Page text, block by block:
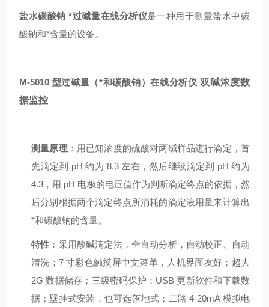
盐水碳酸钠 *过碱量在线分析仪是一种用于测量盐水中碳
酸钠和*含量的设备。
M-5010 型过碱量（*和碳酸钠）在线分析仪双碱浓度数
据监控
测量原理 ：用已知浓度的硫酸对两碱样品进行滴定，首
先滴定到 pH 约为 8.3 左右，然后继续滴定到 pH 约为
4.3，用 pH 电极的电压值作为判断滴定终点的依据，然
后分别根据两个滴定终点所消耗的滴定液用量来计算出
*和碳酸钠的含量。
特性 ：采用酸碱滴定法，全自动分析，自动校正、自动
清洗；7 寸彩色触摸屏中文菜单，人机界面友好；超大
2G 数据储存；三级密码保护；USB 更新软件和下载数
据；壁挂式安装，也可选落地式；二路 4-20mA 模拟电